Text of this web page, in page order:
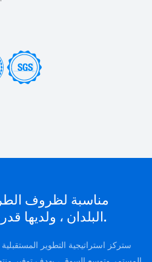
مناسبة لظروف
البلدان ، ولديها قدرة تحميل أعلى.
ستركز استراتيجية التطوير المستقبلية